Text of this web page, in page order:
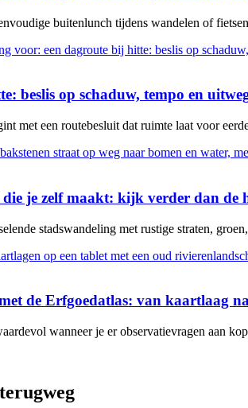
buitenlunch tijdens wandelen of
beslis op schaduw, tempo en
met een routebesluit dat ruimte laat voor
die je zelf maakt: kijk verder dan de
stadswandeling met rustige straten,
de Erfgoedatlas: van kaartlaag
wanneer je er observatievragen aan